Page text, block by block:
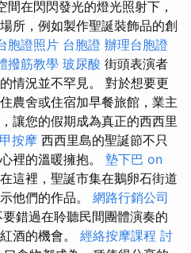
間在閃閃發光的燈光照射下，
所，例如製作聖誕裝飾品的創
胞證照片 台胞證 辦理台胞證
撥筋教學 玻尿酸 街頭表演者
情況並不罕見。 對於想要更
農舍或住宿加早餐旅館，業主
讓您的假期成為真正的西西里
按摩 西西里島的聖誕節不只
裡的溫暖擁抱。 墊下巴 on
在這裡，聖誕市集在鵝卵石街道
他們的作品。 網路行銷公司
要錯過在聆聽民間團體演奏的
酒的機會。 經絡按摩課程 討